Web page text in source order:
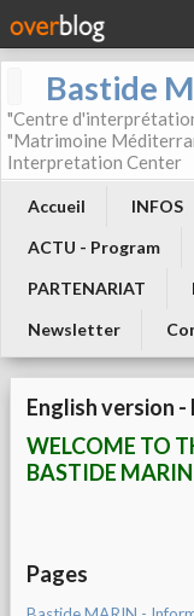
Bastide
"Centre
"Matrimoine
Interpretation Center
Accueil INFOS
ACTU - Program
PARTENARIAT
Newsletter
English version -
WELCOME TO
BASTIDE MARIN
Pages